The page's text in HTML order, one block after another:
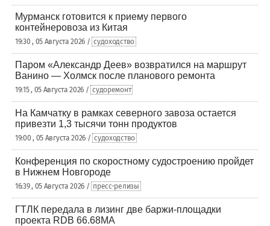
Мурманск готовится к приему первого
контейнеровоза из Китая
19:30 , 05 Августа 2026 / судоходство
Паром «Александр Деев» возвратился на маршрут
Ванино — Холмск после планового ремонта
19:15 , 05 Августа 2026 / судоремонт
На Камчатку в рамках северного завоза остается
привезти 1,3 тысячи тонн продуктов
19:00 , 05 Августа 2026 / судоходство
Конференция по скоростному судостроению пройдет
в Нижнем Новгороде
16:39 , 05 Августа 2026 / пресс-релизы
ГТЛК передала в лизинг две баржи-площадки
проекта RDB 66.68МА